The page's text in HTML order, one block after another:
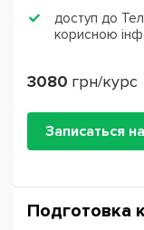
доступ до
корисною
3080 грн/курс
Записаться
Подготовка